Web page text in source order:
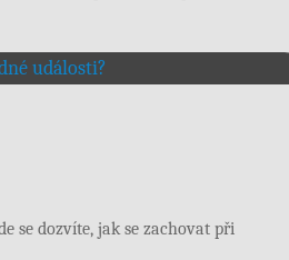
události?
se dozvíte, jak se zachovat při